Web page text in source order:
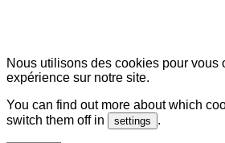
Nous utilisons des cookies pour vous
expérience sur notre site.
You can find out more about which
switch them off in
settings .